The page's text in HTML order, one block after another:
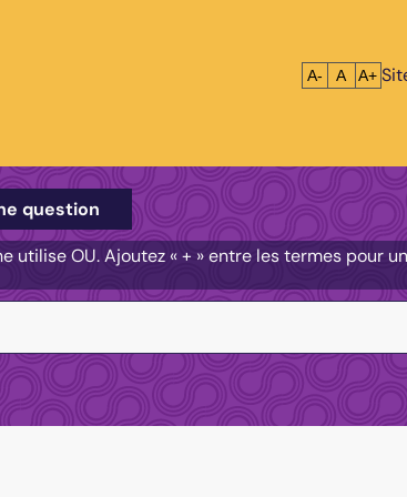
Réduire le
A- A A+
question
utilise OU. Ajoutez « + » entre les termes pour